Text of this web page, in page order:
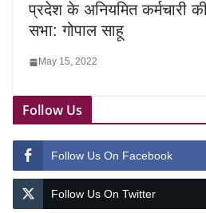
प्रदेश के अनियमित कर्मचारी
सभा: गोपाल साहू
May 15, 2022
Follow Us
Follow Us On Facebook
Follow Us On Twitter